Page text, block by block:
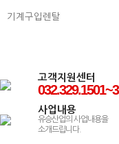
기계구입렌탈
고객지원센터
032.329.1501~3
사업내용
유승산업의 사업내용을
소개드립니다.